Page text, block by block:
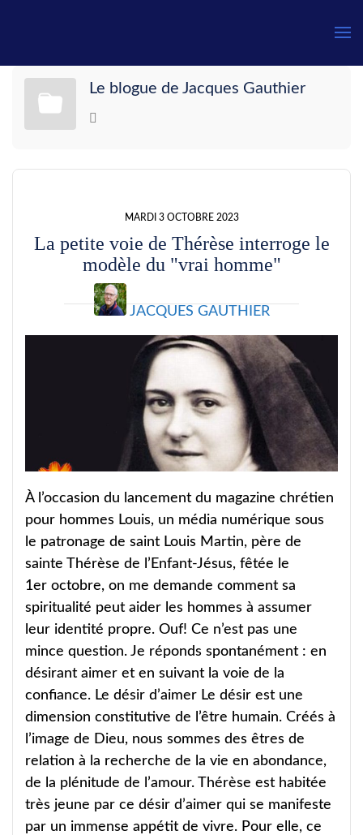
Le blogue de Jacques Gauthier
MARDI 3 OCTOBRE 2023
La petite voie de Thérèse interroge le
modèle du "vrai homme"
JACQUES GAUTHIER
À l’occasion du lancement du magazine chrétien
pour hommes Louis, un média numérique sous
le patronage de saint Louis Martin, père de
sainte Thérèse de l’Enfant-Jésus, fêtée le
1er octobre, on me demande comment sa
spiritualité peut aider les hommes à assumer
leur identité propre. Ouf! Ce n’est pas une
mince question. Je réponds spontanément : en
désirant aimer et en suivant la voie de la
confiance. Le désir d’aimer Le désir est une
dimension constitutive de l’être humain. Créés à
l’image de Dieu, nous sommes des êtres de
relation à la recherche de la vie en abondance,
de la plénitude de l’amour. Thérèse est habitée
très jeune par ce désir d’aimer qui se manifeste
par un immense appétit de vivre. Pour elle, ce